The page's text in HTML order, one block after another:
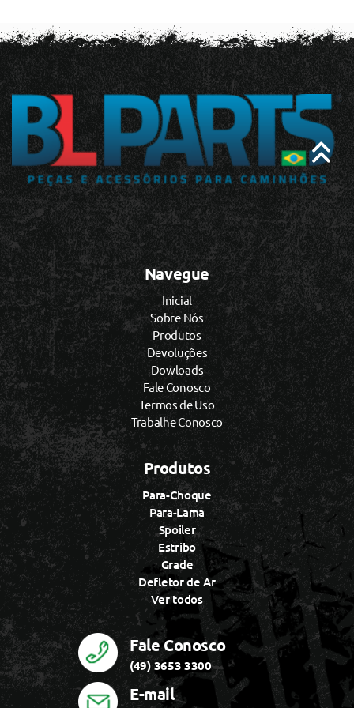
Navegue
Inicial
Sobre Nós
Produtos
Devoluções
Dowloads
Fale Conosco
Termos de Uso
Trabalhe Conosco
Produtos
Para-Choque
Para-Lama
Spoiler
Estribo
Grade
Defletor de Ar
Ver todos
Fale Conosco
(49) 3653 3300
E-mail